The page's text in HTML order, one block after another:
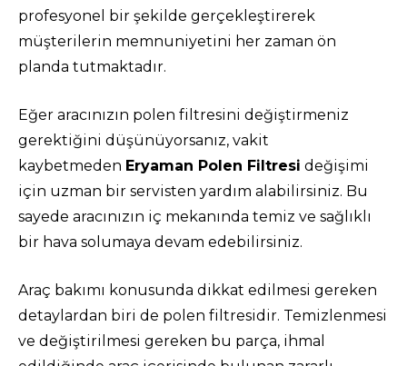
profesyonel bir şekilde gerçekleştirerek
müşterilerin memnuniyetini her zaman ön
planda tutmaktadır.
Eğer aracınızın polen filtresini değiştirmeniz
gerektiğini düşünüyorsanız, vakit
kaybetmeden Eryaman Polen Filtresi değişimi
için uzman bir servisten yardım alabilirsiniz. Bu
sayede aracınızın iç mekanında temiz ve sağlıklı
bir hava solumaya devam edebilirsiniz.
Araç bakımı konusunda dikkat edilmesi gereken
detaylardan biri de polen filtresidir. Temizlenmesi
ve değiştirilmesi gereken bu parça, ihmal